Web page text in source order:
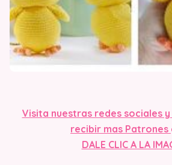
Visita nuestras redes sociales
recibir mas
DALE CLIC A LA